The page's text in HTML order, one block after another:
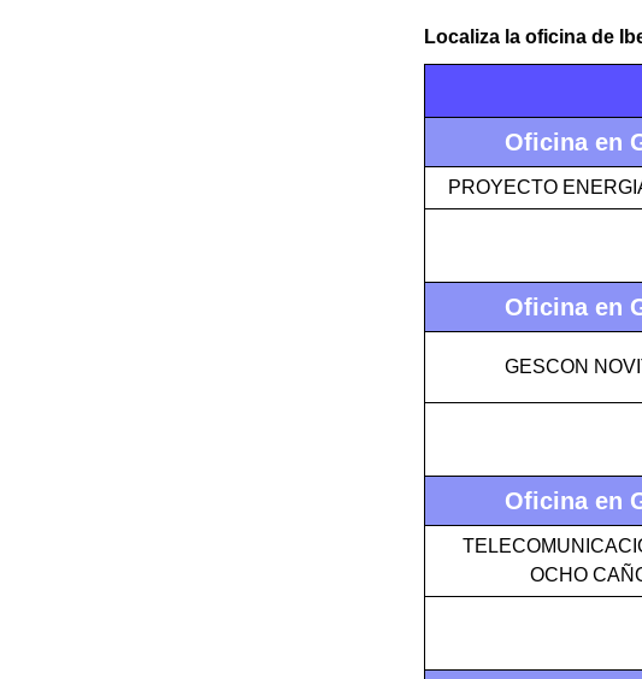
Localiza la oficina de
Oficina en
PROYECTO
Oficina en
GESCON
Oficina en
OCHO